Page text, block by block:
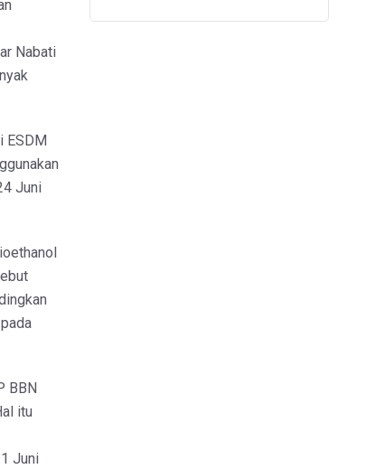
Nabati
ESDM
Juni
BBN
itu
Juni